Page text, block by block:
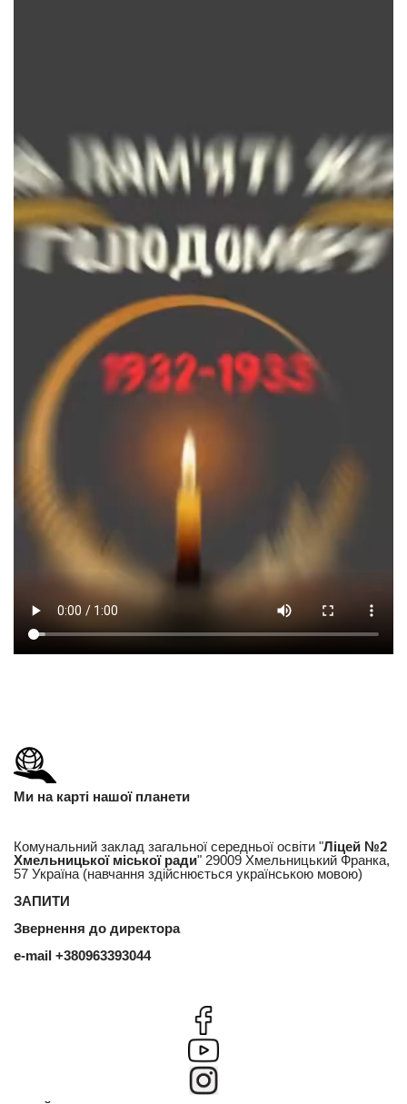
Ми на карті нашої планети
Комунальний заклад загальної середньої освіти "Ліцей №2
Хмельницької міської ради" 29009 Хмельницький Франка,
57 Україна (навчання здійснюється українською мовою)
ЗАПИТИ
Звернення до директора
e-mail +380963393044